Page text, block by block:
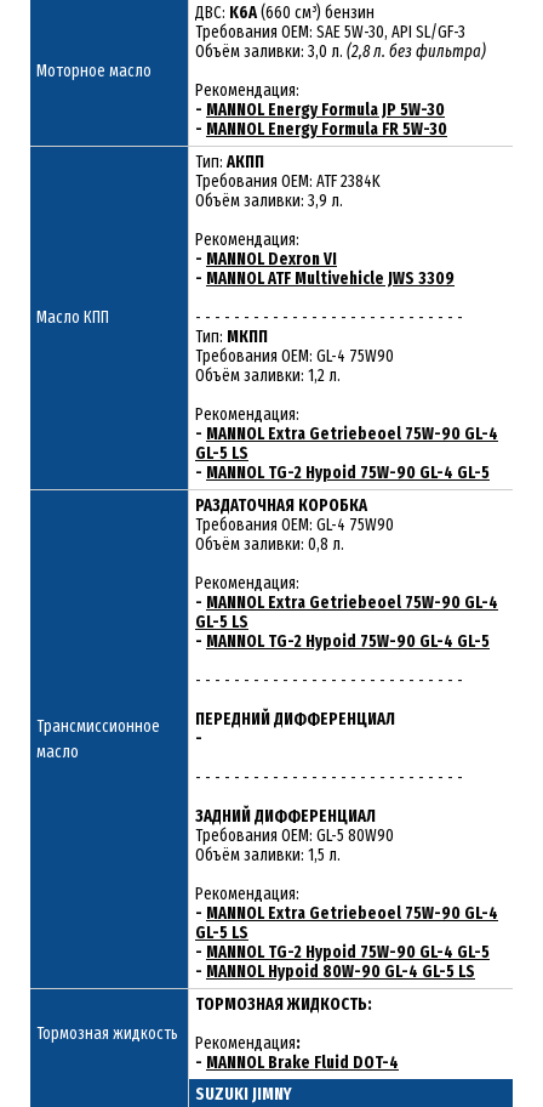
Моторное масло
ДВС: K6A(660 см³) бензин
Требования ОЕМ: SAE 5W-30, API SL/GF-3
Объём заливки: 3,0 л. (2,8 л. без фильтра)
Рекомендация:
- MANNOL Energy Formula JP 5W-30
- MANNOL Energy Formula FR 5W-30
Масло КПП
Тип: АКПП
Требования OEM: ATF 2384K
Объём заливки: 3,9 л.
Рекомендация:
- MANNOL Dexron VI
- MANNOL ATF Multivehicle JWS 3309
- - - - - - - - - - - - - - - - - - - - - - - - - - - -
Тип: МКПП
Требования OEM: GL-4 75W90
Объём заливки: 1,2 л.
Рекомендация:
- MANNOL Extra Getriebeoel 75W-90 GL-4
GL-5 LS
- MANNOL TG-2 Hypoid 75W-90 GL-4 GL-5
Трансмиссионное
масло
РАЗДАТОЧНАЯ КОРОБКА
Требования ОЕМ: GL-4 75W90
Объём заливки: 0,8 л.
Рекомендация:
- MANNOL Extra Getriebeoel 75W-90 GL-4
GL-5 LS
- MANNOL TG-2 Hypoid 75W-90 GL-4 GL-5
- - - - - - - - - - - - - - - - - - - - - - - - - - - -
ПЕРЕДНИЙ ДИФФЕРЕНЦИАЛ
-
- - - - - - - - - - - - - - - - - - - - - - - - - - - -
ЗАДНИЙ ДИФФЕРЕНЦИАЛ
Требования ОЕМ: GL-5 80W90
Объём заливки: 1,5 л.
Рекомендация:
- MANNOL Extra Getriebeoel 75W-90 GL-4
GL-5 LS
- MANNOL TG-2 Hypoid 75W-90 GL-4 GL-5
- MANNOL Hypoid 80W-90 GL-4 GL-5 LS
Тормозная жидкость
ТОРМОЗНАЯ ЖИДКОСТЬ:
Рекомендация:
- MANNOL Brake Fluid DOT-4
SUZUKI JIMNY